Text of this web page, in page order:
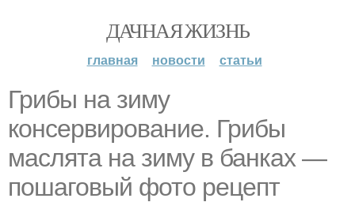
ДАЧНАЯ ЖИЗНЬ
главная новости статьи
Грибы на зиму
консервирование. Грибы
маслята на зиму в банках —
пошаговый фото рецепт